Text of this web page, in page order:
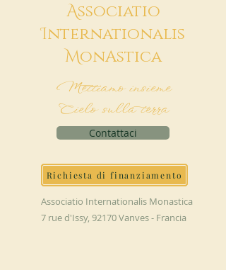
Associatio
Internationalis
MonAstica
Mettiamo insieme
Cielo sulla terra
Contattaci
Richiesta di finanziamento
Associatio Internationalis Monastica
7 rue d'Issy, 92170 Vanves - Francia